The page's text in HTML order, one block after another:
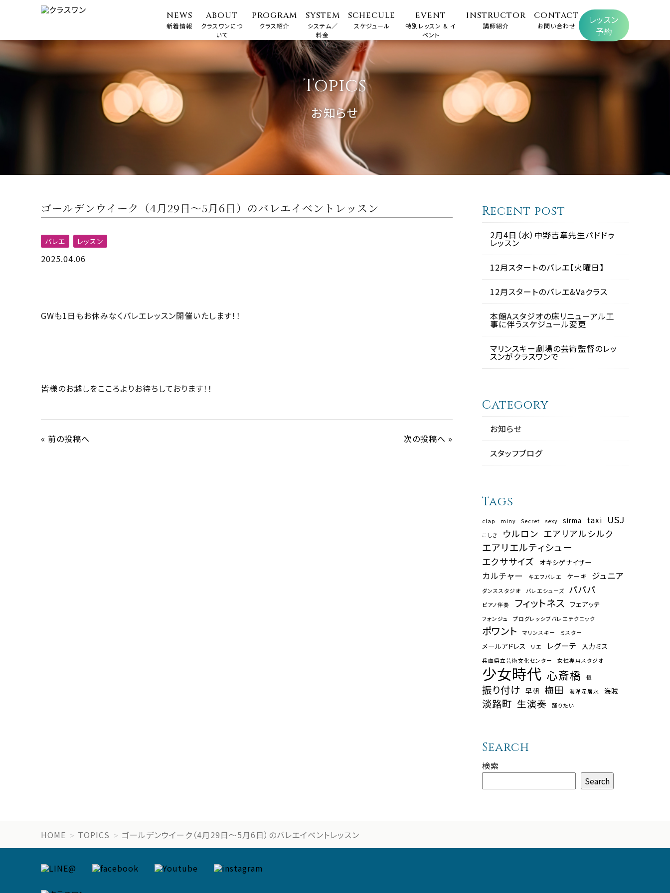
NEWS
新着情報
ABOUT
クラスワンにつ
いて
PROGRAM
クラス紹介
SYSTEM
システム／
料金
SCHECULE
スケジュール
EVENT
特別レッスン & イ
ベント
INSTRUCTOR
講師紹介
CONTACT
お問い合わせ
レッスン
予約
Topics
お知らせ
ゴールデンウイーク（4月29日〜5月6日）のバレエイベントレッスン
バレエ レッスン
2025.04.06
GWも1日もお休みなくバレエレッスン開催いたします！！
皆様のお越しをこころよりお待ちしております！！
« 前の投稿へ 次の投稿へ »
Recent post
2月4日（水）中野吉章先生パドドゥ
レッスン
12月スタートのバレエ【火曜日】
12月スタートのバレエ&Vaクラス
本館Aスタジオの床リニューアル工
事に伴うスケジュール変更
マリンスキー劇場の芸術監督のレッ
スンがクラスワンで
Category
お知らせ
スタッフブログ
Tags
clap miny Secret sexy sirma taxi USJ
こしき ウルロン エアリアルシルク
エアリエルティシュー
エクササイズ オキシゲナイザー
カルチャー キエフバレエ ケーキ ジュニア
ダンススタジオ バレエシューズ パパパ
ピアノ伴奏 フィットネス フェアッテ
フォンジュ プログレッシブバレエテクニック
ポワント マリンスキー ミスター
メールアドレス リエ レグーテ 入力ミス
兵庫県立芸術文化センター 女性専用スタジオ
少女時代 心斎橋 恒
振り付け 早朝 梅田 海洋深層水 海賊
淡路町 生演奏 踊りたい
Search
検索
Search
HOME TOPICS ゴールデンウイーク（4月29日〜5月6日）のバレエイベントレッスン